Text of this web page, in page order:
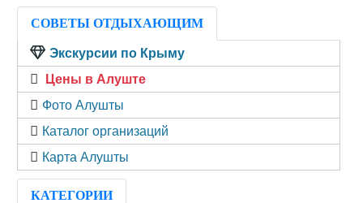
СОВЕТЫ ОТДЫХАЮЩИМ
Экскурсии по Крыму
Цены в Алуште
Фото Алушты
Каталог организаций
Карта Алушты
КАТЕГОРИИ